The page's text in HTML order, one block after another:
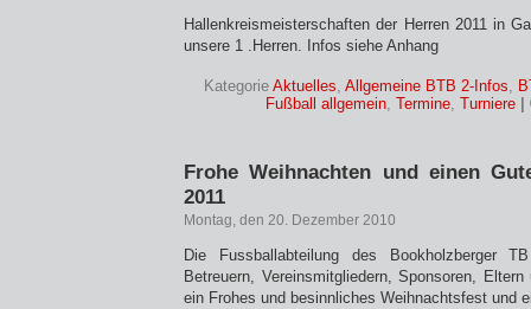
Hallenkreismeisterschaften der Herren 2011 in
unsere 1 .Herren. Infos siehe Anhang
Kategorie Aktuelles, Allgemeine BTB 2-Infos,
Fußball allgemein, Termine, Turniere
Frohe Weihnachten und einen
2011
Montag, den 20. Dezember 2010
Die Fussballabteilung des Bookholzberger
Betreuern, Vereinsmitgliedern, Sponsoren,
ein Frohes und besinnliches Weihnachtsfest und